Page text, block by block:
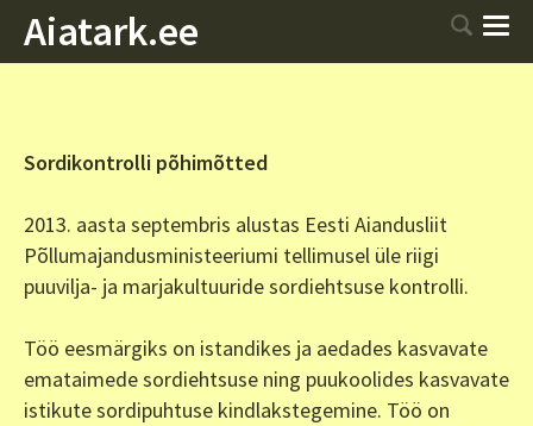
Aiatark.ee
Sordikontrolli põhimõtted
2013. aasta septembris alustas Eesti Aiandusliit
Põllumajandusministeeriumi tellimusel üle riigi
puuvilja- ja marjakultuuride sordiehtsuse kontrolli.
Töö eesmärgiks on istandikes ja aedades kasvavate
emataimede sordiehtsuse ning puukoolides kasvavate
istikute sordipuhtuse kindlakstegemine. Töö on